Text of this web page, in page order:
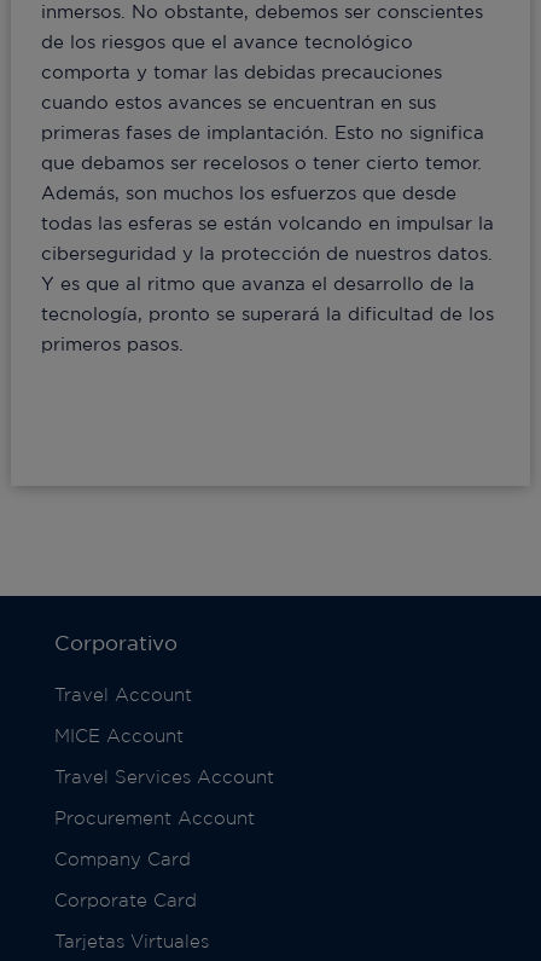
inmersos. No obstante, debemos ser conscientes
de los riesgos que el avance tecnológico
comporta y tomar las debidas precauciones
cuando estos avances se encuentran en sus
primeras fases de implantación. Esto no significa
que debamos ser recelosos o tener cierto temor.
Además, son muchos los esfuerzos que desde
todas las esferas se están volcando en impulsar la
ciberseguridad y la protección de nuestros datos.
Y es que al ritmo que avanza el desarrollo de la
tecnología, pronto se superará la dificultad de los
primeros pasos.
Corporativo
Travel Account
MICE Account
Travel Services Account
Procurement Account
Company Card
Corporate Card
Tarjetas Virtuales